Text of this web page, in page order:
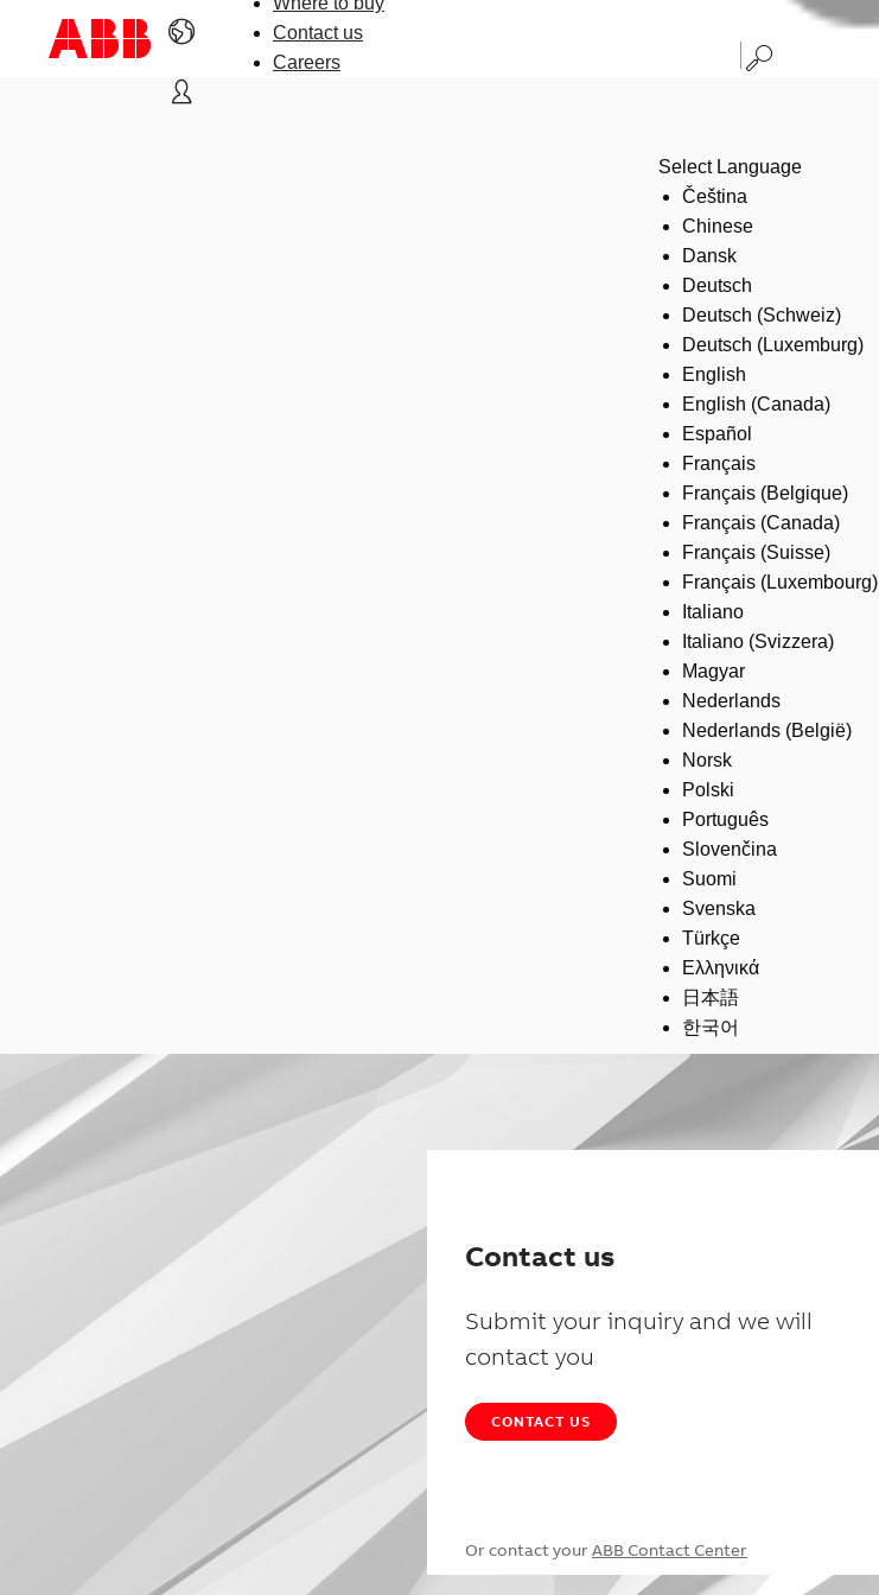
Contact us
Careers
Select Language
Čeština
Chinese
Dansk
Deutsch
Deutsch (Schweiz)
Deutsch (Luxemburg)
English
English (Canada)
Español
Français
Français (Belgique)
Français (Canada)
Français (Suisse)
Français (Luxembourg)
Italiano
Italiano (Svizzera)
Magyar
Nederlands
Nederlands (België)
Norsk
Polski
Português
Slovenčina
Suomi
Svenska
Türkçe
Ελληνικά
日本語
한국어
Contact us
Submit your inquiry and we will
contact you
CONTACT US
Or contact your ABB Contact Center